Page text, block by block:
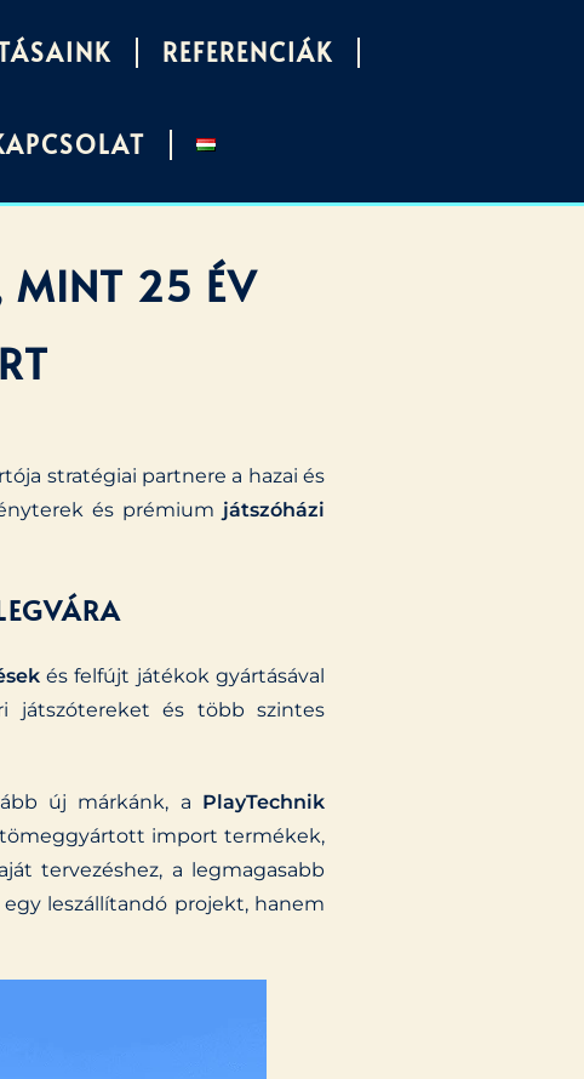
REFERENCIÁK
MINT 25 ÉV
stratégiai partnere a hazai és
és prémium játszóházi
és felfújt játékok gyártásával
játszótereket és több szintes
új márkánk, a PlayTechnik
tömeggyártott import termékek,
tervezéshez, a legmagasabb
leszállítandó projekt, hanem